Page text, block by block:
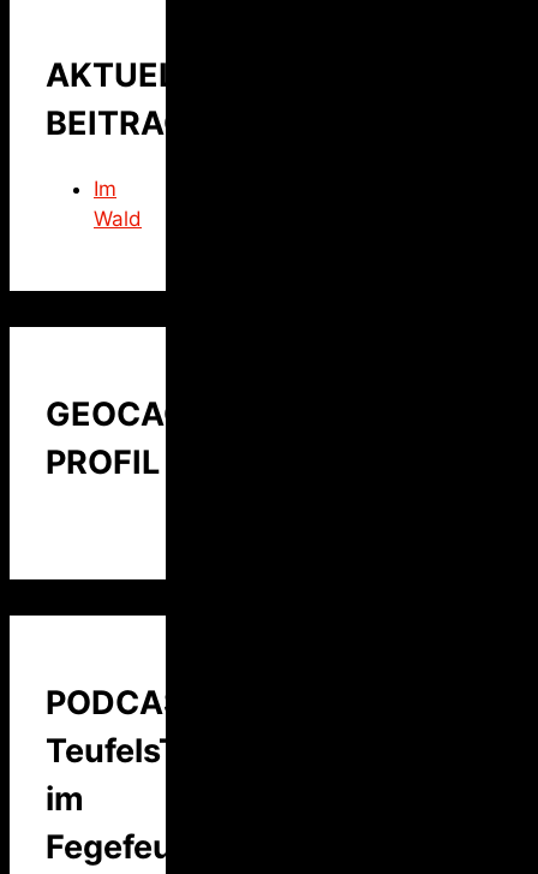
AKTUELLER
BEITRAG
Im
Wald
GEOCACHING
PROFIL
PODCAST:
TeufelsTalk
im
Fegefeuer